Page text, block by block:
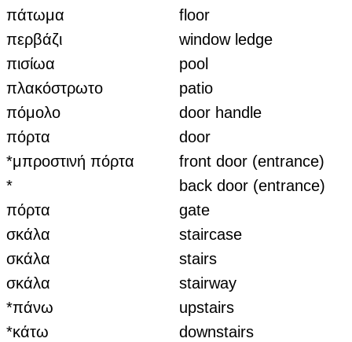
πάτωμα
floor
περβάζι
window ledge
πισίωα
pool
πλακόστρωτο
patio
πόμολο
door handle
πόρτα
door
*μπροστινή πόρτα
front door (entrance)
*
back door (entrance)
πόρτα
gate
σκάλα
staircase
σκάλα
stairs
σκάλα
stairway
*πάνω
upstairs
*κάτω
downstairs